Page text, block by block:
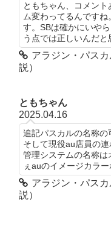
ともちゃん、コメン
ム変わってるんです
す。SBは確かにいや
う点では正しいんだと
アラジン・パス
説）
ともちゃん
2025.04.16
追記パスカルの名称
そして現役au店員の
管理システムの名称
ぇauのイメージカラー
アラジン・パス
説）